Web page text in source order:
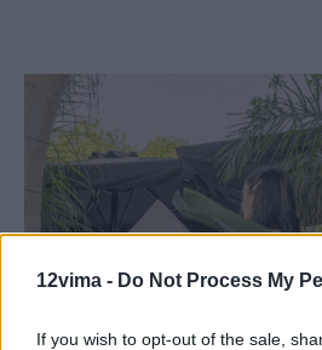
12vima - Do Not Process My
If you wish to opt-out of the sale,